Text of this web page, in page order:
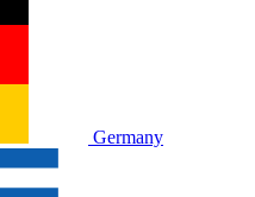
Germany